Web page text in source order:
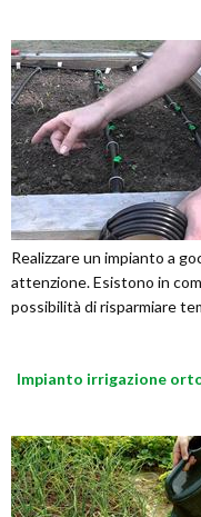
Realizzare un impianto a
attenzione. Esistono in
possibilità di risparmiare
Impianto irrigazione